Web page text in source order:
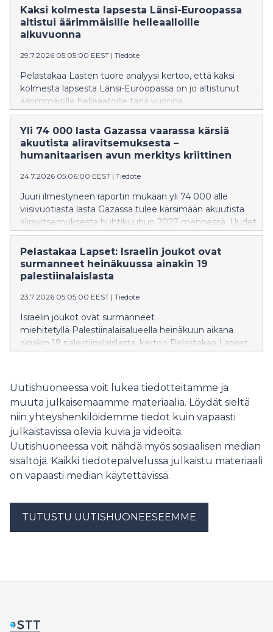
Lasten toimitila.
Kaksi kolmesta lapsesta Länsi-Euroopassa
altistui äärimmäisille helleaalloille
alkuvuonna
29.7.2026 05:05:00 EEST | Tiedote
Pelastakaa Lasten tuore analyysi kertoo, että kaksi
kolmesta lapsesta Länsi-Euroopassa on jo altistunut
äärimmäisille helleaalloille tänä vuonna.
Ennätyksellinen kuumuus vaarantaa lasten terveyttä,
häiritsee koulunkäyntiä ja koettelee erityisesti jo
ennestään haavoittavassa asemassa olevia lapsia.
Yli 74 000 lasta Gazassa vaarassa kärsiä
akuutista aliravitsemuksesta –
humanitaarisen avun merkitys kriittinen
24.7.2026 05:06:00 EEST | Tiedote
Juuri ilmestyneen raportin mukaan yli 74 000 alle
viisivuotiasta lasta Gazassa tulee kärsimään akuutista
aliravitsemuksesta huhtikuuhun 2027 mennessä. Uudet
tiedot osoittavat, että Gazan humanitaarinen tilanne
on edelleen katastrofaalinen ja että lapset kantavat
kriisin raskaimman taakan, kertoo Pelastakaa Lapset.
Pelastakaa Lapset: Israelin joukot ovat
surmanneet heinäkuussa ainakin 19
palestiinalaislasta
23.7.2026 05:05:00 EEST | Tiedote
Israelin joukot ovat surmanneet
miehitetyllä Palestiinalaisalueella heinäkuun aikana
ainakin 19 palestiinalaislasta, kertoo Pelastakaa Lapset.
tulitauosta huolimatta.
Uutishuoneessa voit lukea tiedotteitamme ja
muuta julkaisemaamme materiaalia. Löydät sieltä
niin yhteyshenkilöidemme tiedot kuin vapaasti
julkaistavissa olevia kuvia ja videoita.
Uutishuoneessa voit nähdä myös sosiaalisen median
sisältöjä. Kaikki tiedotepalvelussa julkaistu materiaali
on vapaasti median käytettävissä.
TUTUSTU UUTISHUONEESEEMME